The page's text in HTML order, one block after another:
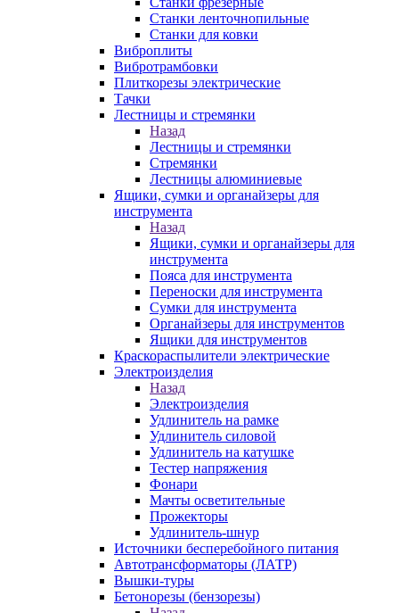
Станки ленточнопильные
Станки для ковки
Виброплиты
Вибротрамбовки
Плиткорезы электрические
Тачки
Лестницы и стремянки
Назад
Лестницы и стремянки
Стремянки
Лестницы алюминиевые
Ящики, сумки и органайзеры для
инструмента
Назад
Ящики, сумки и органайзеры для
инструмента
Пояса для инструмента
Переноски для инструмента
Сумки для инструмента
Органайзеры для инструментов
Ящики для инструментов
Краскораспылители электрические
Электроизделия
Назад
Электроизделия
Удлинитель на рамке
Удлинитель силовой
Удлинитель на катушке
Тестер напряжения
Фонари
Мачты осветительные
Прожекторы
Удлинитель-шнур
Источники бесперебойного питания
Автотрансформаторы (ЛАТР)
Вышки-туры
Бетонорезы (бензорезы)